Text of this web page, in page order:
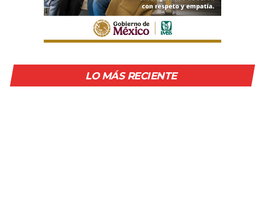
LO MÁS RECIENTE